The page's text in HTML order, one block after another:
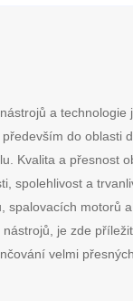
a technologie
do oblasti
Kvalita a přesnost
spolehlivost a
spalovacích motorů
je zde
velmi